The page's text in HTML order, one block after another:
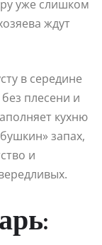
уже слишком
ждут
в середине
плесени и
кухню
запах,
и